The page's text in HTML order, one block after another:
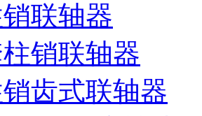
联轴器
销联轴器
齿式联轴器